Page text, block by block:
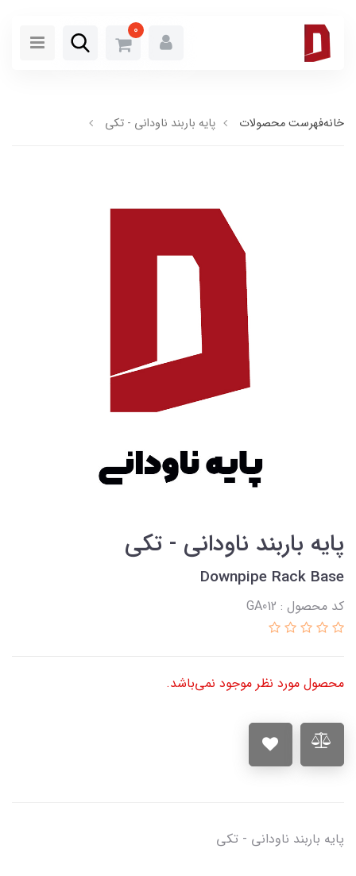
0
خانهفهرست محصولات پایه باربند ناودانی - تکی
پایه باربند ناودانی - تکی
Downpipe Rack Base
کد محصول : GA012
محصول مورد نظر موجود نمی‌باشد.
پایه باربند ناودانی - تکی